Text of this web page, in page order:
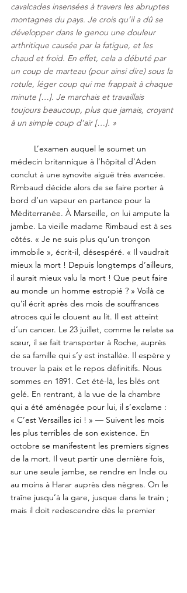
cavalcades insensées à travers les abruptes
montagnes du pays. Je crois qu’il a dû se
développer dans le genou une douleur
arthritique causée par la fatigue, et les
chaud et froid. En effet, cela a débuté par
un coup de marteau (pour ainsi dire) sous la
rotule, léger coup qui me frappait à chaque
minute […]. Je marchais et travaillais
toujours beaucoup, plus que jamais, croyant
à un simple coup d’air […]. »
médecin britannique à l’hôpital d’Aden
conclut à une synovite aiguë très avancée.
Rimbaud décide alors de se faire porter à
bord d’un vapeur en partance pour la
Méditerranée. À Marseille, on lui ampute la
jambe. La vieille madame Rimbaud est à ses
côtés. « Je ne suis plus qu’un tronçon
immobile », écrit-il, désespéré. « Il vaudrait
mieux la mort ! Depuis longtemps d’ailleurs,
il aurait mieux valu la mort ! Que peut faire
au monde un homme estropié ? » Voilà ce
qu’il écrit après des mois de souffrances
atroces qui le clouent au lit. Il est atteint
d’un cancer. Le 23 juillet, comme le relate sa
sœur, il se fait transporter à Roche, auprès
de sa famille qui s’y est installée. Il espère y
trouver la paix et le repos définitifs. Nous
sommes en 1891. Cet été-là, les blés ont
gelé. En rentrant, à la vue de la chambre
qui a été aménagée pour lui, il s’exclame :
« C’est Versailles ici ! » — Suivent les mois
les plus terribles de son existence. En
octobre se manifestent les premiers signes
de la mort. Il veut partir une dernière fois,
sur une seule jambe, se rendre en Inde ou
au moins à Harar auprès des nègres. On le
traîne jusqu’à la gare, jusque dans le train ;
mais il doit redescendre dès le premier